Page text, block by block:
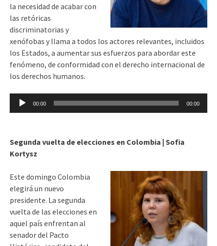
la necesidad de acabar con
las retóricas
discriminatorias y
xenófobas y llama a todos los actores relevantes, incluidos
los Estados, a aumentar sus esfuerzos para abordar este
fenómeno, de conformidad con el derecho internacional de
los derechos humanos.
Reproductor
00:00 00:00
Segunda vuelta de elecciones en Colombia | Sofia
Kortysz
Este domingo Colombia
elegirá un nuevo
presidente. La segunda
vuelta de las elecciones en
aquel país enfrentan al
senador del Pacto